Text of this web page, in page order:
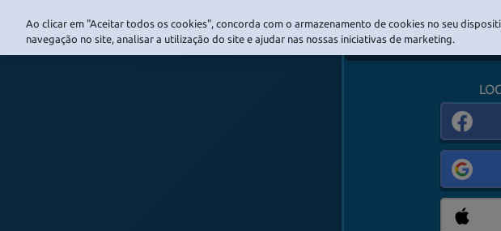
Ao clicar em "Aceitar todos os cookies", concorda com o armazenamento de cookies no seu
navegação no site, analisar a utilização do site e ajudar nas nossas iniciativas de marketing.